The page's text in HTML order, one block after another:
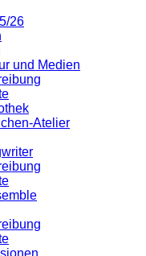
26
und Medien
Atelier